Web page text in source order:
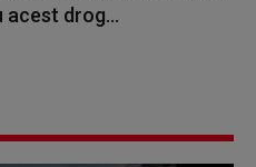
acest drog...